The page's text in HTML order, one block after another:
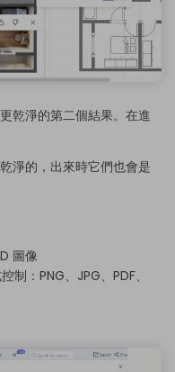
乾淨的第二個結果。在進
淨的，出來時它們也會是
圖像
制：PNG、JPG、PDF、